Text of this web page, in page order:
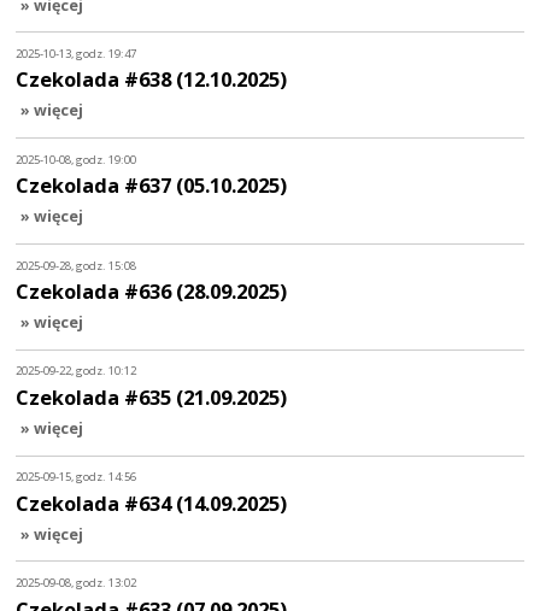
2025-10-13, godz. 19:47
Czekolada #638 (12.10.2025)
» więcej
2025-10-08, godz. 19:00
Czekolada #637 (05.10.2025)
» więcej
2025-09-28, godz. 15:08
Czekolada #636 (28.09.2025)
» więcej
2025-09-22, godz. 10:12
Czekolada #635 (21.09.2025)
» więcej
2025-09-15, godz. 14:56
Czekolada #634 (14.09.2025)
» więcej
2025-09-08, godz. 13:02